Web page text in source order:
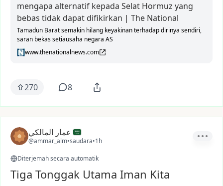
mengapa alternatif kepada Selat Hormuz yang
bebas tidak dapat difikirkan | The National
Tamadun Barat semakin hilang keyakinan terhadap dirinya sendiri,
saran bekas setiausaha negara AS
www.thenationalnews.com
270 8
عمار المالكي
@ammar_alm•saudara•1h
Diterjemah secara automatik
Tiga Tonggak Utama Iman Kita